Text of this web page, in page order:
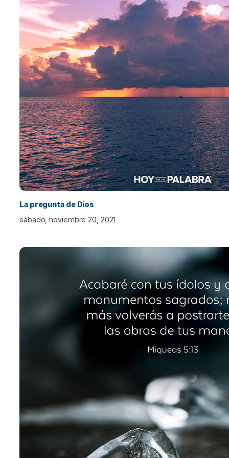
La pregunta de Dios
sábado, noviembre 20, 2021